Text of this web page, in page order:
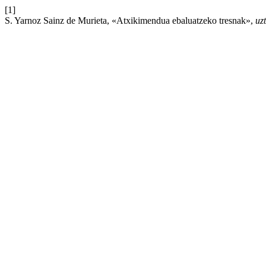
[1]
S. Yarnoz Sainz de Murieta, «Atxikimendua ebaluatzeko tresnak»,